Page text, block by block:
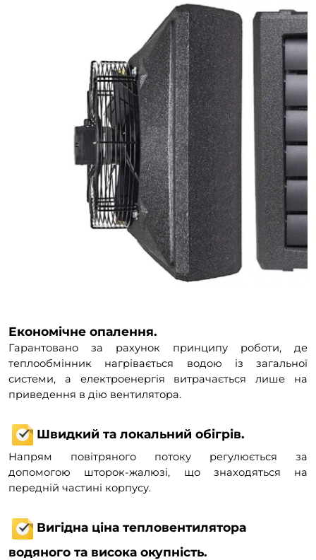
Економічне опалення.
Гарантовано за рахунок принципу роботи, де
теплообмінник нагрівається водою із загальної
системи, а електроенергія витрачається лише на
приведення в дію вентилятора.
Швидкий та локальний обігрів.
Напрям повітряного потоку регулюється за
допомогою шторок-жалюзі, що знаходяться на
передній частині корпусу.
Вигідна ціна тепловентилятора
водяного та висока окупність.